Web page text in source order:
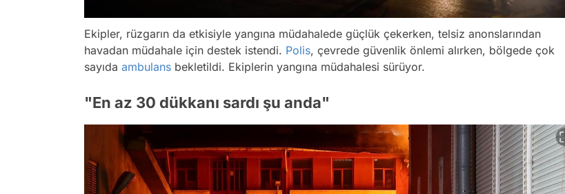
Ekipler, rüzgarın da etkisiyle yangına müdahalede güçlük çekerken, telsiz anonslarından
havadan müdahale için destek istendi. Polis, çevrede güvenlik önlemi alırken, bölgede çok
sayıda ambulans bekletildi. Ekiplerin yangına müdahalesi sürüyor.
"En az 30 dükkanı sardı şu anda"